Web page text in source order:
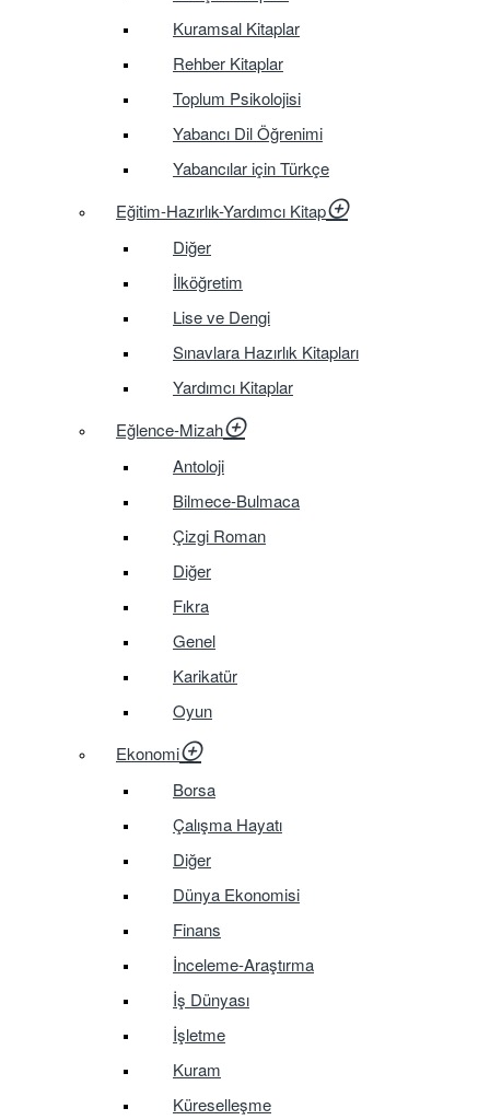
Kuramsal Kitaplar
Rehber Kitaplar
Toplum Psikolojisi
Yabancı Dil Öğrenimi
Yabancılar için Türkçe
Eğitim-Hazırlık-Yardımcı Kitap
Diğer
İlköğretim
Lise ve Dengi
Sınavlara Hazırlık Kitapları
Yardımcı Kitaplar
Eğlence-Mizah
Antoloji
Bilmece-Bulmaca
Çizgi Roman
Diğer
Fıkra
Genel
Karikatür
Oyun
Ekonomi
Borsa
Çalışma Hayatı
Diğer
Dünya Ekonomisi
Finans
İnceleme-Araştırma
İş Dünyası
İşletme
Kuram
Küreselleşme